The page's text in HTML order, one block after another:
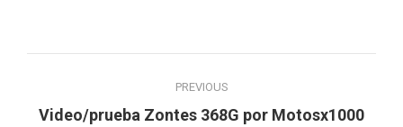
navigation
PREVIOUS
Previous
Video/prueba Zontes 368G por Motosx1000